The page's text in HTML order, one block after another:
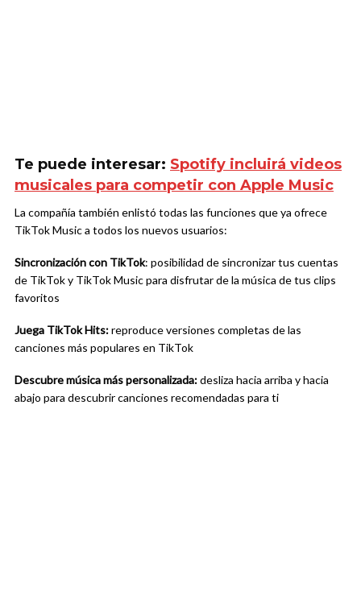
Te puede interesar: Spotify incluirá videos
musicales para competir con Apple Music
La compañía también enlistó todas las funciones que ya ofrece
TikTok Music a todos los nuevos usuarios:
Sincronización con TikTok: posibilidad de sincronizar tus cuentas
de TikTok y TikTok Music para disfrutar de la música de tus clips
favoritos
Juega TikTok Hits:reproduce versiones completas de las
canciones más populares en TikTok
Descubre música más personalizada:desliza hacia arriba y hacia
abajo para descubrir canciones recomendadas para ti